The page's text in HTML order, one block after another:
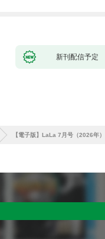
新刊配信予定
【電子版】LaLa 7月号（2026年）